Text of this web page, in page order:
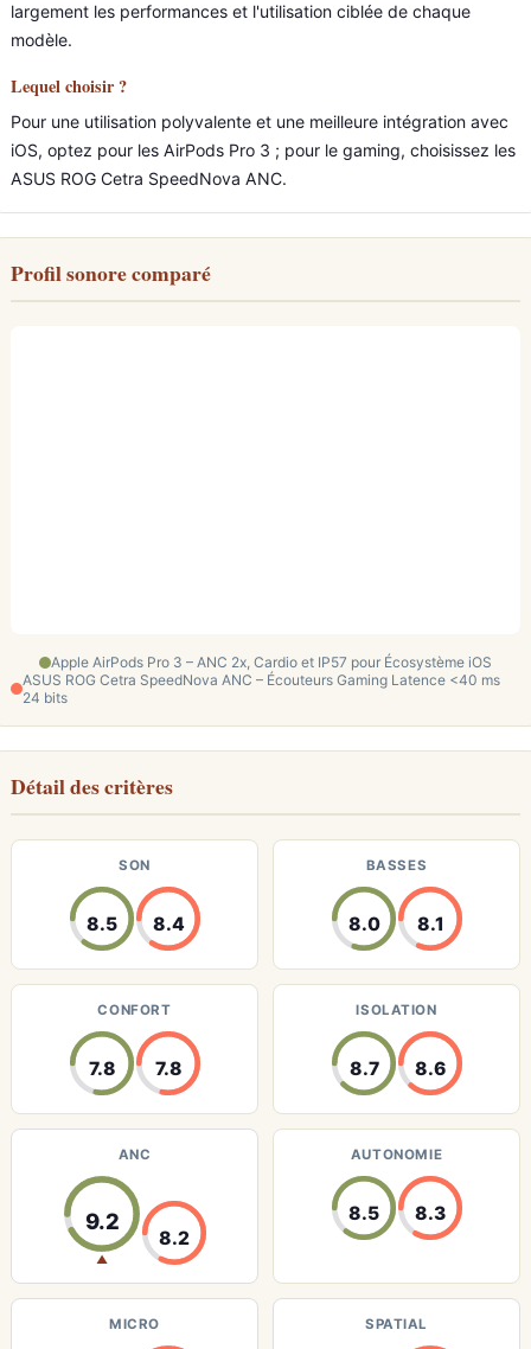
largement les performances et l'utilisation ciblée de chaque
modèle.
Lequel choisir ?
Pour une utilisation polyvalente et une meilleure intégration avec
iOS, optez pour les AirPods Pro 3 ; pour le gaming, choisissez les
ASUS ROG Cetra SpeedNova ANC.
Profil sonore comparé
Apple AirPods Pro 3 – ANC 2x, Cardio et IP57 pour Écosystème iOS
ASUS ROG Cetra SpeedNova ANC – Écouteurs Gaming Latence <40 ms
24 bits
Détail des critères
SON
8.5 8.4
BASSES
8.0 8.1
CONFORT
7.8 7.8
ISOLATION
8.7 8.6
ANC
9.2
▲
8.2
AUTONOMIE
8.5 8.3
MICRO SPATIAL